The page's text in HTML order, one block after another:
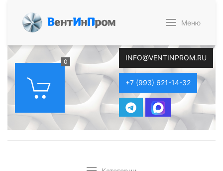
ВентИнПром Меню
0 INFO@VENTINPROM.RU
+7 (993) 621-14-32